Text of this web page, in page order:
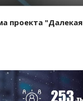
проекта "Далекая